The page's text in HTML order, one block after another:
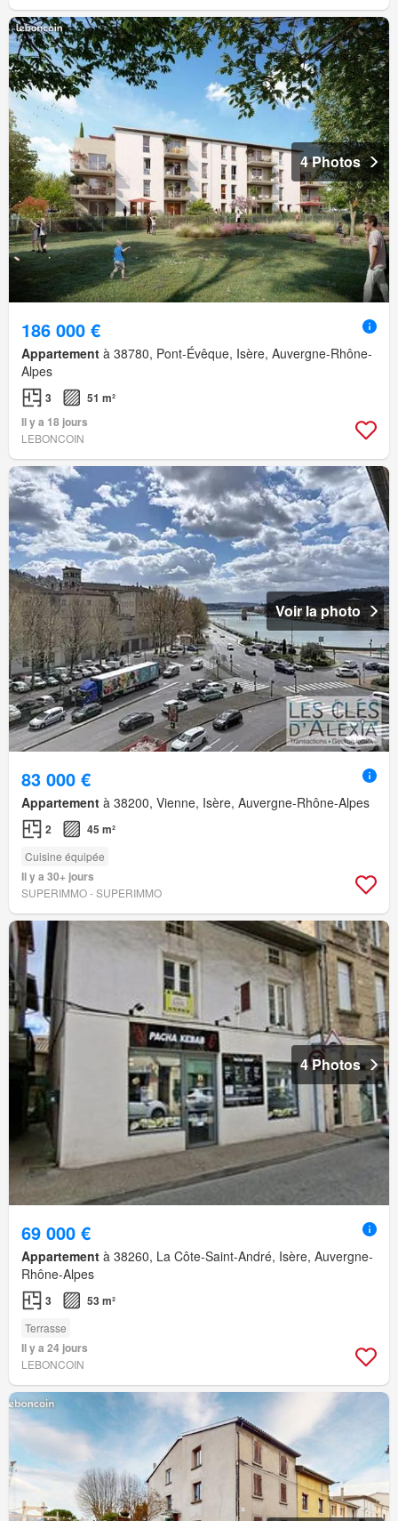
4 Photos
186 000 €
Appartement à 38780, Pont-Évêque, Isère, Auvergne-Rhône-
Alpes
3
51 m²
Il y a 18 jours
LEBONCOIN
Voir la photo
83 000 €
Appartement à 38200, Vienne, Isère, Auvergne-Rhône-Alpes
2 45 m²
Cuisine équipée
Il y a 30+ jours
SUPERIMMO - SUPERIMMO
4 Photos
69 000 €
Appartement à 38260, La Côte-Saint-André, Isère, Auvergne-
Rhône-Alpes
3 53 m²
Terrasse
Il y a 24 jours
LEBONCOIN